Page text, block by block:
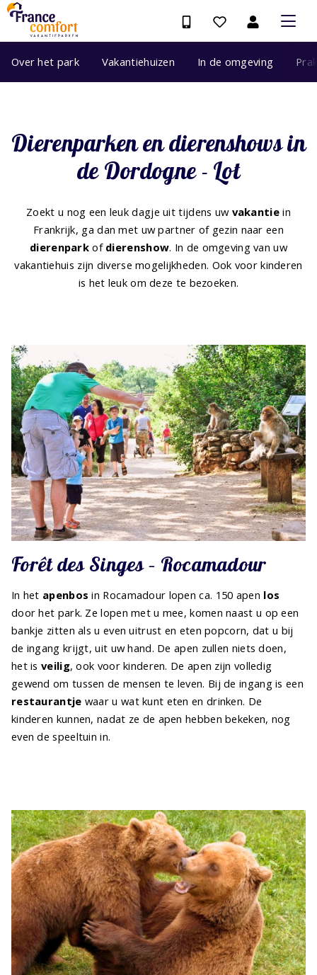
Over het park Vakantiehuizen In de omgeving
Dierenparken en dierenshows in
de Dordogne - Lot
Zoekt u nog een leuk dagje uit tijdens uw vakantiein
Frankrijk, ga dan met uw partner of gezin naar een
dierenpark of dierenshow. In de omgeving van uw
vakantiehuis zijn diverse mogelijkheden. Ook voor kinderen
is het leuk om deze te bezoeken.
Forêt des Singes – Rocamadour
In het apenbos in Rocamadour lopen ca. 150 apen los
door het park. Ze lopen met u mee, komen naast u op een
bankje zitten als u even uitrust en eten popcorn, dat u bij
de ingang krijgt, uit uw hand. De apen zullen niets doen,
het isveilig, ook voor kinderen. De apen zijn volledig
gewend om tussen de mensen te leven. Bij de ingang is een
restaurantje waar u wat kunt eten en drinken. De
kinderen kunnen, nadat ze de apen hebben bekeken, nog
even de speeltuin in.